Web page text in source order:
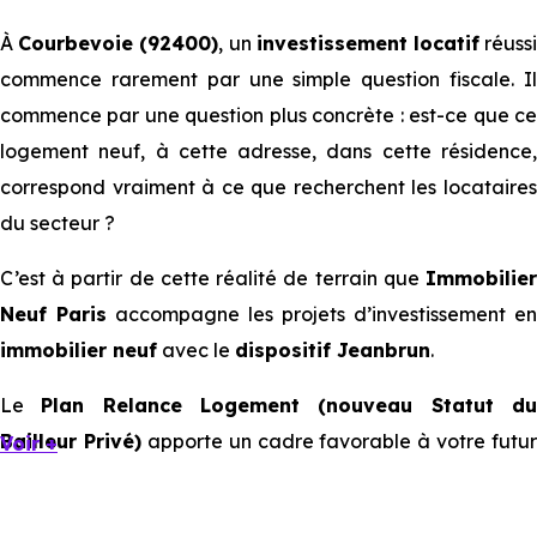
À Courbevoie (92400), un investissement locatifréussi
commence rarement par une simple question fiscale. Il
commence par une question plus concrète : est-ce que ce
logement neuf, à cette adresse, dans cette résidence,
correspond vraiment à ce que recherchent les locataires
du secteur ?
C’est à partir de cette réalité de terrain que Immobilier
Neuf Paris accompagne les projets d’investissement en
immobilier neuf avec le dispositif Jeanbrun.
Le Plan Relance Logement (nouveau Statut du
Bailleur Privé)apporte un cadre favorable à votre futur
Voir +